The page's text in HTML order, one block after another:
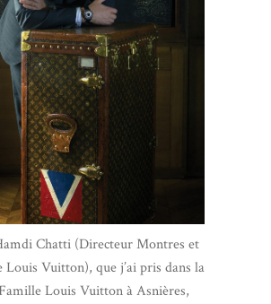
Chatti (Directeur Montres et
Louis Vuitton), que j’ai pris dans la
Louis Vuitton à Asnières,